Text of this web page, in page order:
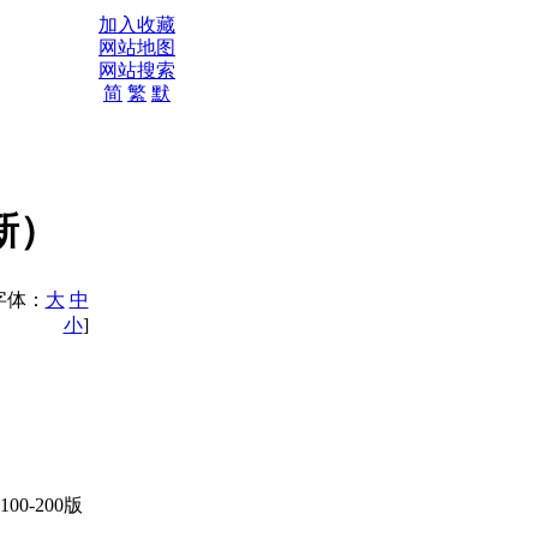
加入收藏
网站地图
网站搜索
简 繁 默
： 大 中
小]
200版